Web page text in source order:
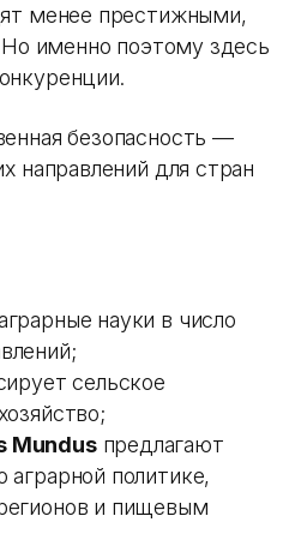
менее престижными,
именно поэтому здесь
безопасность —
направлений для стран
науки в число
сельское
Mundusпредлагают
аграрной политике,
и пищевым